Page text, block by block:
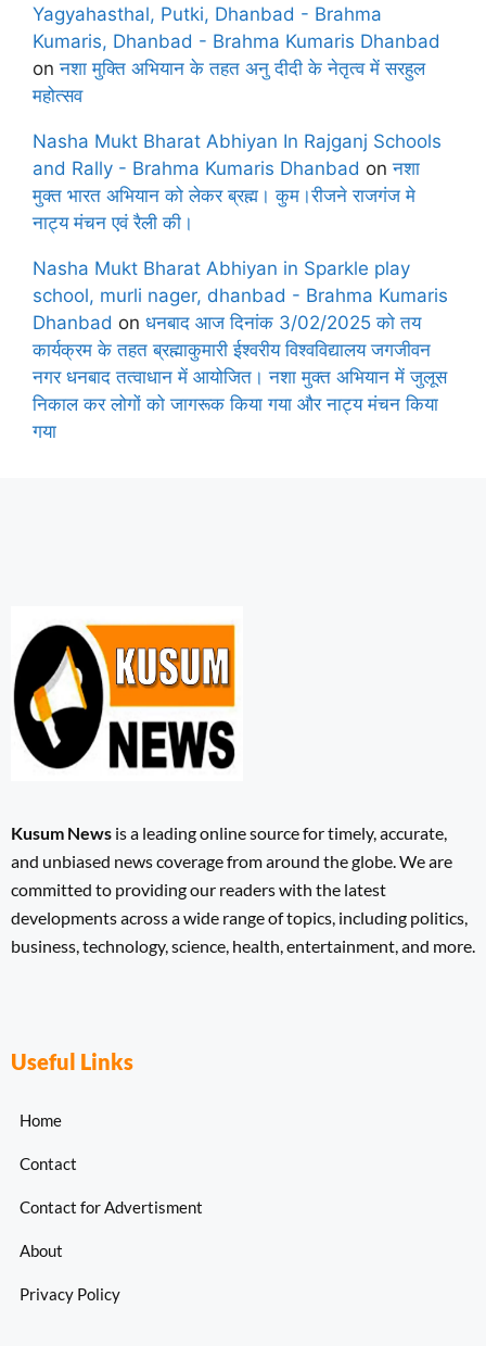
Yagyahasthal, Putki, Dhanbad - Brahma
Kumaris, Dhanbad - Brahma Kumaris Dhanbad
onनशा मुक्ति अभियान के तहत अनु दीदी के नेतृत्व में सरहुल
महोत्सव
Nasha Mukt Bharat Abhiyan In Rajganj Schools
and Rally - Brahma Kumaris Dhanbad onनशा
मुक्त भारत अभियान को लेकर ब्रह्म। कुम।रीजने राजगंज मे
नाट्य मंचन एवं रैली की।
Nasha Mukt Bharat Abhiyan in Sparkle play
school, murli nager, dhanbad - Brahma Kumaris
Dhanbad on धनबाद आज दिनांक 3/02/2025 को तय
कार्यक्रम के तहत ब्रह्माकुमारी ईश्वरीय विश्वविद्यालय जगजीवन
नगर धनबाद तत्वाधान में आयोजित। नशा मुक्त अभियान में जुलूस
निकाल कर लोगों को जागरूक किया गया और नाट्य मंचन किया
गया
Kusum News is a leading online source for timely, accurate,
and unbiased news coverage from around the globe. We are
committed to providing our readers with the latest
developments across a wide range of topics, including politics,
business, technology, science, health, entertainment, and more.
Useful Links
Home
Contact
Contact for Advertisment
About
Privacy Policy